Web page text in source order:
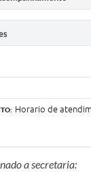
Horario de
a secretaria: